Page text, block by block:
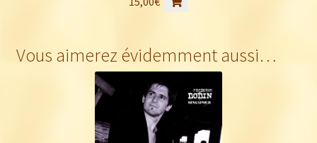
produit
Vous aimerez évidemment aussi…